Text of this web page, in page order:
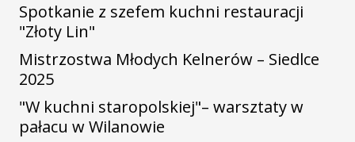
Spotkanie z szefem kuchni restauracji
"Złoty Lin"
Mistrzostwa Młodych Kelnerów – Siedlce
2025
"W kuchni staropolskiej"– warsztaty w
pałacu w Wilanowie